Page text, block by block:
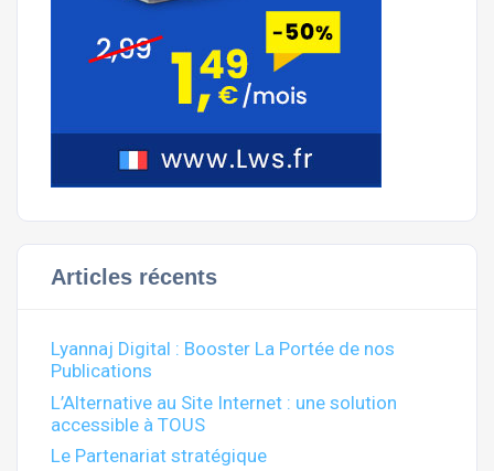
Articles récents
Lyannaj Digital : Booster La Portée de nos
Publications
L’Alternative au Site Internet : une solution
accessible à TOUS
Le Partenariat stratégique